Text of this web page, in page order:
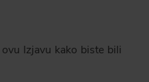
Izjavu kako biste bili